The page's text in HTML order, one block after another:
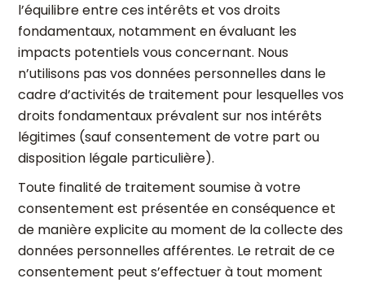
l’équilibre entre ces intérêts et vos droits
fondamentaux, notamment en évaluant les
impacts potentiels vous concernant. Nous
n’utilisons pas vos données personnelles dans le
cadre d’activités de traitement pour lesquelles vos
droits fondamentaux prévalent sur nos intérêts
légitimes (sauf consentement de votre part ou
disposition légale particulière).
Toute finalité de traitement soumise à votre
consentement est présentée en conséquence et
de manière explicite au moment de la collecte des
données personnelles afférentes. Le retrait de ce
consentement peut s’effectuer à tout moment